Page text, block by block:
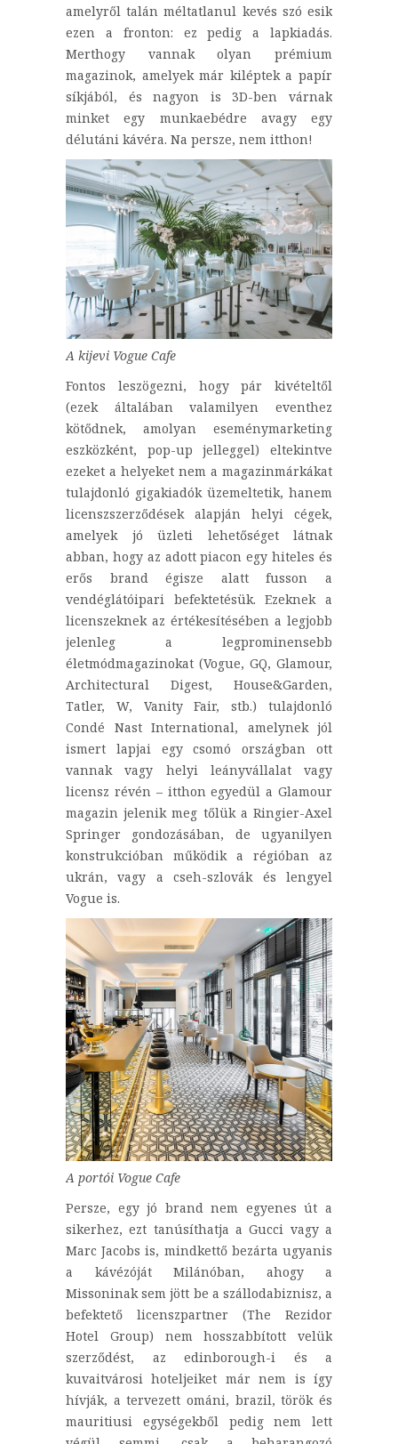
amelyről talán méltatlanul kevés szó esik
ezen a fronton: ez pedig a lapkiadás.
Merthogy vannak olyan prémium
magazinok, amelyek már kiléptek a papír
síkjából, és nagyon is 3D-ben várnak
minket egy munkaebédre avagy egy
délutáni kávéra. Na persze, nem itthon!
A kijevi Vogue Cafe
Fontos leszögezni, hogy pár kivételtől
(ezek általában valamilyen eventhez
kötődnek, amolyan eseménymarketing
eszközként, pop-up jelleggel) eltekintve
ezeket a helyeket nem a magazinmárkákat
tulajdonló gigakiadók üzemeltetik, hanem
licenszszerződések alapján helyi cégek,
amelyek jó üzleti lehetőséget látnak
abban, hogy az adott piacon egy hiteles és
erős brand égisze alatt fusson a
vendéglátóipari befektetésük. Ezeknek a
licenszeknek az értékesítésében a legjobb
jelenleg a legprominensebb
életmódmagazinokat (Vogue, GQ, Glamour,
Architectural Digest, House&Garden,
Tatler, W, Vanity Fair, stb.) tulajdonló
Condé Nast International, amelynek jól
ismert lapjai egy csomó országban ott
vannak vagy helyi leányvállalat vagy
licensz révén – itthon egyedül a Glamour
magazin jelenik meg tőlük a Ringier-Axel
Springer gondozásában, de ugyanilyen
konstrukcióban működik a régióban az
ukrán, vagy a cseh-szlovák és lengyel
Vogue is.
A portói Vogue Cafe
Persze, egy jó brand nem egyenes út a
sikerhez, ezt tanúsíthatja a Gucci vagy a
Marc Jacobs is, mindkettő bezárta ugyanis
a kávézóját Milánóban, ahogy a
Missoninak sem jött be a szállodabiznisz, a
befektető licenszpartner (The Rezidor
Hotel Group) nem hosszabbított velük
szerződést, az edinborough-i és a
kuvaitvárosi hoteljeiket már nem is így
hívják, a tervezett ománi, brazil, török és
mauritiusi egységekből pedig nem lett